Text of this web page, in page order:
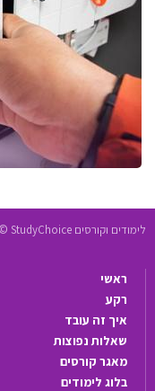
לימודים וקורסים StudyChoice © כל הזכויות שמורות 2026
ראשי
רקע
איך זה עובד
שאלות נפוצות
מאגר קורסים
בלוג לימודים